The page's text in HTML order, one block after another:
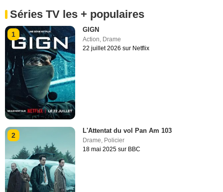
Séries TV les + populaires
1
GIGN
Action, Drame
22 juillet 2026 sur Netflix
2
L'Attentat du vol Pan Am 103
Drame, Policier
18 mai 2025 sur BBC